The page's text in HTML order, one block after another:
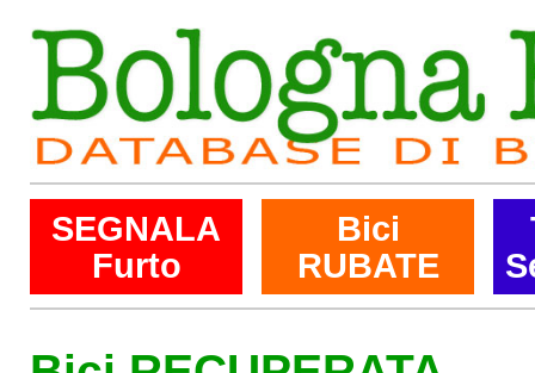
SEGNALA
Furto
Bici
RUBATE